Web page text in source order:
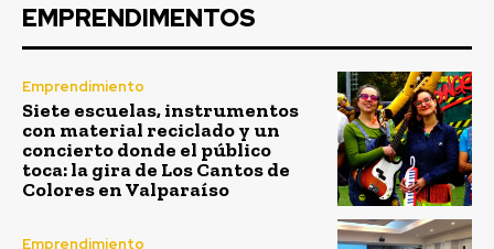
EMPRENDIMENTOS
Emprendimiento
Siete escuelas, instrumentos
con material reciclado y un
concierto donde el público
toca: la gira de Los Cantos de
Colores en Valparaíso
Emprendimiento